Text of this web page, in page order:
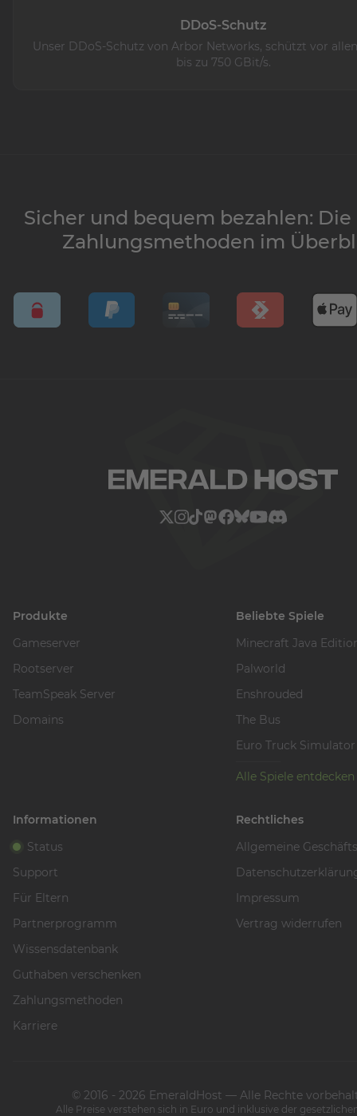
DDoS-Schutz
Unser DDoS-Schutz von Arbor Networks, schützt vor
bis zu 750 GBit/s.
Sicher und bequem bezahlen:
Zahlungsmethoden im
Produkte
Gameserver
Rootserver
TeamSpeak Server
Domains
Beliebte Spiele
Minecraft Java
Palworld
Enshrouded
The Bus
Euro Truck Simulator
Alle Spiele entdecken
Informationen
Status
Support
Für Eltern
Partnerprogramm
Wissensdatenbank
Guthaben verschenken
Zahlungsmethoden
Karriere
Rechtliches
Allgemeine
Impressum
Vertrag widerrufen
© 2016 - 2026 EmeraldHost — Alle Rechte
Alle Preise verstehen sich in Euro und inklusive der